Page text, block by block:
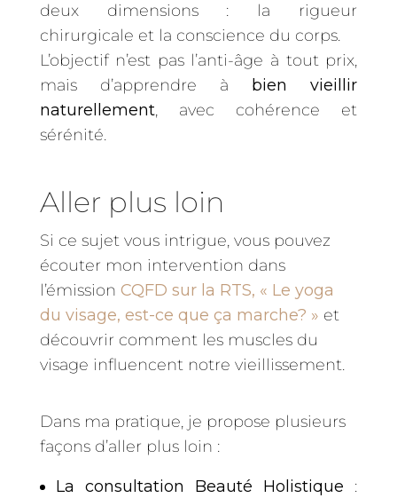
deux dimensions : la rigueur
chirurgicale et la conscience du corps.
L’objectif n’est pas l’anti-âge à tout prix,
mais d’apprendre à bien vieillir
naturellement, avec cohérence et
sérénité.
Aller plus loin
Si ce sujet vous intrigue, vous pouvez
écouter mon intervention dans
l’émission CQFD sur la RTS, « Le yoga
du visage, est-ce que ça marche? » et
découvrir comment les muscles du
visage influencent notre vieillissement.
Dans ma pratique, je propose plusieurs
façons d’aller plus loin :
La consultation Beauté Holistique :